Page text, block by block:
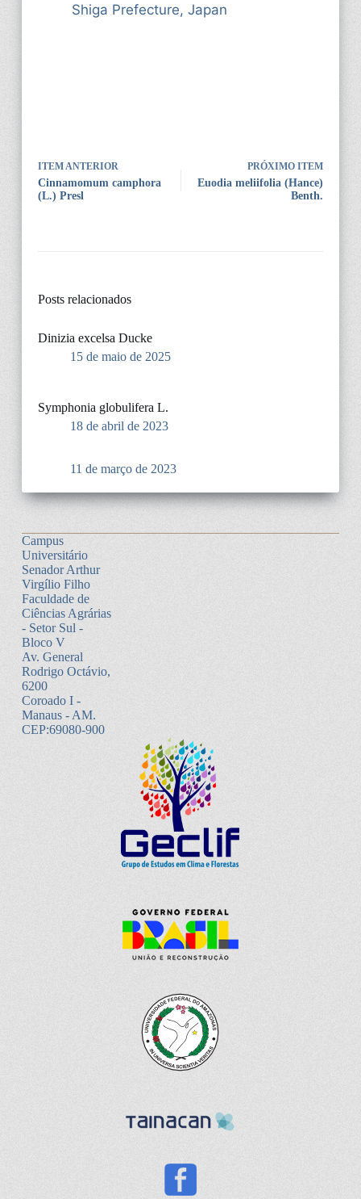
Shiga Prefecture, Japan
ITEM ANTERIOR
Cinnamomum camphora
(L.) Presl
PRÓXIMO ITEM
Euodia meliifolia (Hance)
Benth.
Posts relacionados
Dinizia excelsa Ducke
15 de maio de 2025
Symphonia globulifera L.
18 de abril de 2023
11 de março de 2023
Campus
Universitário
Senador Arthur
Virgílio Filho
Faculdade de
Ciências Agrárias
- Setor Sul -
Bloco V
Av. General
Rodrigo Octávio,
6200
Coroado I -
Manaus - AM.
CEP:69080-900